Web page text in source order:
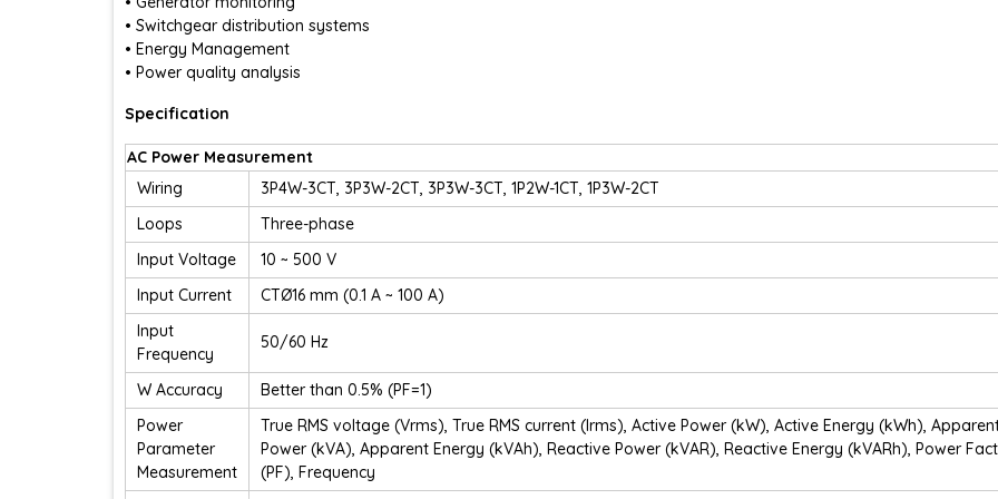
• Switchgear distribution systems
• Energy Management
• Power quality analysis
Specification
AC Power Measurement
Wiring
3P4W-3CT, 3P3W-2CT, 3P3W-3CT, 1P2W-1CT, 1P3W-2CT
Loops
Three-phase
Input Voltage
10 ~ 500 V
Input Current
CTØ16 mm (0.1 A ~ 100 A)
Input
Frequency
50/60 Hz
W Accuracy
Better than 0.5% (PF=1)
Power
Parameter
Measurement
True RMS voltage (Vrms), True RMS current (Irms), Active Power (kW), Active Energy (kWh),
Power (kVA), Apparent Energy (kVAh), Reactive Power (kVAR), Reactive Energy (kVARh), Power
(PF), Frequency